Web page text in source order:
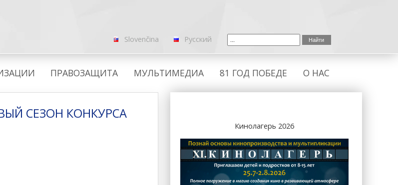
Slovenčina Русский
ПРАВОЗАЩИТА МУЛЬТИМЕДИА 81 ГОД ПОБЕДЕ О НАС
СЕЗОН КОНКУРСА
Кинолагерь 2026